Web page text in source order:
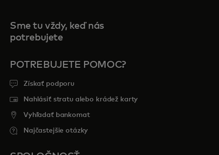
Sme tu vždy, keď nás
potrebujete
POTREBUJETE POMOC?
Získať podporu
Nahlásiť stratu alebo krádež karty
Vyhľadať bankomat
Najčastejšie otázky